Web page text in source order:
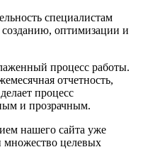
специалистам
оптимизации и
процесс работы.
отчетность,
процесс
и прозрачным.
нашего сайта уже
множество целевых